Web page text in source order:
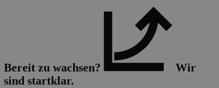
Bereit zu wachsen?
Wir
sind startklar.